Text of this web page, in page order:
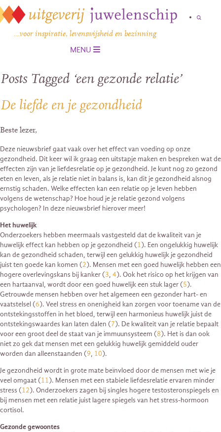
…voor inspiratie, levenswijsheid en bezinning
MENU
Posts Tagged ‘een gezonde relatie’
De liefde en je gezondheid
Beste lezer,
Deze nieuwsbrief gaat vaak over het effect van voeding op onze
gezondheid. Dit keer wil ik graag een uitstapje maken en bespreken wat de
effecten zijn van je liefdesrelatie op je gezondheid. Je kunt nog zo gezond
eten en leven, als je relatie niet in balans is, kan dit je gezondheid alsnog
ernstig schaden. Welke effecten kan een relatie op je leven hebben
volgens de wetenschap? Hoe houd je je relatie gezond volgens
psychologen? In deze nieuwsbrief hierover meer!
Het huwelijk
Onderzoekers hebben meermaals vastgesteld dat de kwaliteit van je
huwelijk effect kan hebben op je gezondheid (1). Een ongelukkig huwelijk
kan de gezondheid schaden, terwijl een gelukkig huwelijk je gezondheid
juist ten goede kan komen (2). Mensen met een goed huwelijk hebben een
hogere overlevingskans bij kanker (3, 4). Ook het risico op het krijgen van
een hartaanval, wordt door een goed huwelijk een stuk lager (5).
Getrouwde mensen hebben over het algemeen een gezonder hart- en
vaatstelsel (6). Veel stress en onenigheid kan zorgen voor toename van de
ontstekingsstoffen in het bloed, terwijl een harmonieus huwelijk juist de
ontstekingswaardes kan laten dalen (7). De kwaliteit van je relatie bepaalt
voor een groot deel de staat van je immuunsysteem (8). Het is dan ook
niet zo gek dat mensen met een gelukkig huwelijk gemiddeld ouder
worden dan alleenstaanden (9, 10).
Je gezondheid wordt in grote mate beïnvloed door de mensen met wie je
veel omgaat (11). Mensen met een stabiele liefdesrelatie ervaren minder
stress (12). Onderzoekers zagen bij singles hogere testosteronspiegels en
bij mensen met een relatie juist lagere spiegels van het stress-hormoon
cortisol.
Gezonde gewoontes